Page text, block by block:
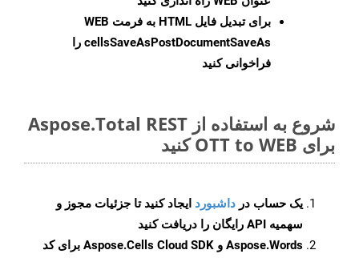
برای تبدیل فایل HTML به فرمت
WEB
cellsSaveAsPostDocumentSaveAs را
فراخوانی کنید
شروع به استفاده از Aspose.Total REST
برای OTT to WEB کنید
یک حساب در داشبورد ایجاد کنید تا جزئیات مجوز و
سهمیه API رایگان را دریافت کنید
Aspose.Words و Aspose.Cells Cloud SDK برای کد